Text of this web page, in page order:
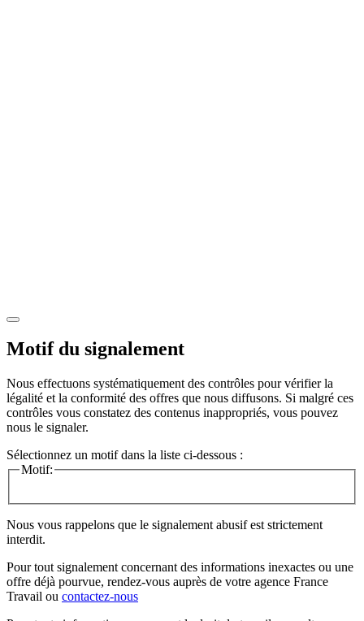
Motif du signalement
Nous effectuons systématiquement des contrôles pour vérifier la
légalité et la conformité des offres que nous diffusons. Si malgré ces
contrôles vous constatez des contenus inappropriés, vous pouvez
nous le signaler.
Sélectionnez un motif dans la liste ci-dessous :
Motif:
Nous vous rappelons que le signalement abusif est strictement
interdit.
Pour tout signalement concernant des informations inexactes ou une
offre déjà pourvue, rendez-vous auprès de votre agence France
Travail ou contactez-nous